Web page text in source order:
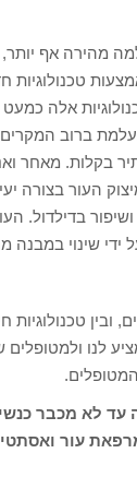
מהירה אף
אלה
בקלות. מאחר
העור בצורה
בדילדול.
ידי שינוי
ובין
לנו ולמטופלים
עד לא מכבר
עור